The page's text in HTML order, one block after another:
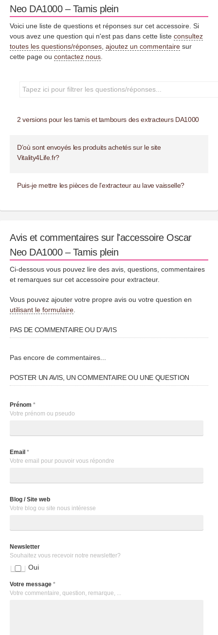
Neo DA1000 – Tamis plein
Voici une liste de questions et réponses sur cet accessoire. Si
vous avez une question qui n'est pas dans cette liste consultez
toutes les questions/réponses ajoutez un commentaire sur
cette page ou contactez nous
2 versions pour les tamis et tambours des extracteurs DA1000
D’où sont envoyés les produits achetés sur le site
Vitality4Life.fr?
Puis-je mettre les pièces de l’extracteur au lave vaisselle?
Avis et commentaires sur l'accessoire Oscar
Neo DA1000 – Tamis plein
Ci-dessous vous pouvez lire des avis, questions, commentaires
et remarques sur cet accessoire pour extracteur.
Vous pouvez ajouter votre propre avis ou votre question en
utilisant le formulaire
PAS DE COMMENTAIRE OU D'AVIS
Pas encore de commentaires...
POSTER UN AVIS, UN COMMENTAIRE OU UNE QUESTION
Prénom *
Votre prénom ou pseudo
Email *
Votre email pour pouvoir vous répondre
Blog / Site web
Votre blog ou site nous intéresse
Newsletter
Souhaitez vous recevoir notre newsletter?
Oui
Votre message *
Votre commentaire, question, remarque, ...